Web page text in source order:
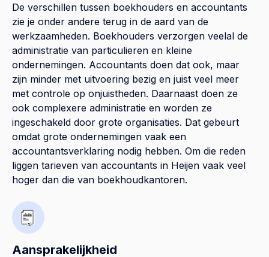
De verschillen tussen boekhouders en accountants
zie je onder andere terug in de aard van de
werkzaamheden. Boekhouders verzorgen veelal de
administratie van particulieren en kleine
ondernemingen. Accountants doen dat ook, maar
zijn minder met uitvoering bezig en juist veel meer
met controle op onjuistheden. Daarnaast doen ze
ook complexere administratie en worden ze
ingeschakeld door grote organisaties. Dat gebeurt
omdat grote ondernemingen vaak een
accountantsverklaring nodig hebben. Om die reden
liggen tarieven van accountants in Heijen vaak veel
hoger dan die van boekhoudkantoren.
Aansprakelijkheid